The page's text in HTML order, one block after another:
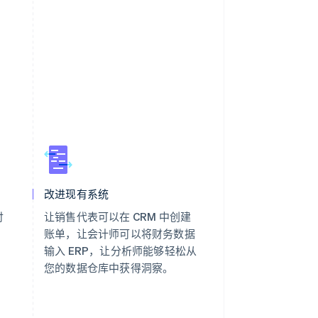
改进现有系统
让销售代表可以在 CRM 中创建
账单，让会计师可以将财务数据
输入 ERP，让分析师能够轻松从
您的数据仓库中获得洞察。